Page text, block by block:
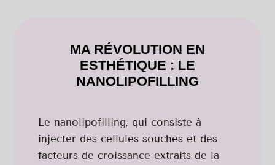
MA RÉVOLUTION EN
ESTHÉTIQUE : LE
NANOLIPOFILLING
Le nanolipofilling, qui consiste à
injecter des cellules souches et des
facteurs de croissance extraits de la